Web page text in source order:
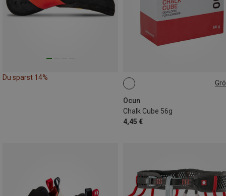
Du sparst 14%
Ocun
Chalk Cube 56g
4,45 €
56G